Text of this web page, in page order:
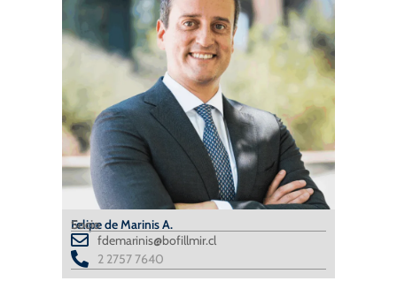
Felipe de Marinis A.
Socio
fdemarinis@bofillmir.cl
2 2757 7640